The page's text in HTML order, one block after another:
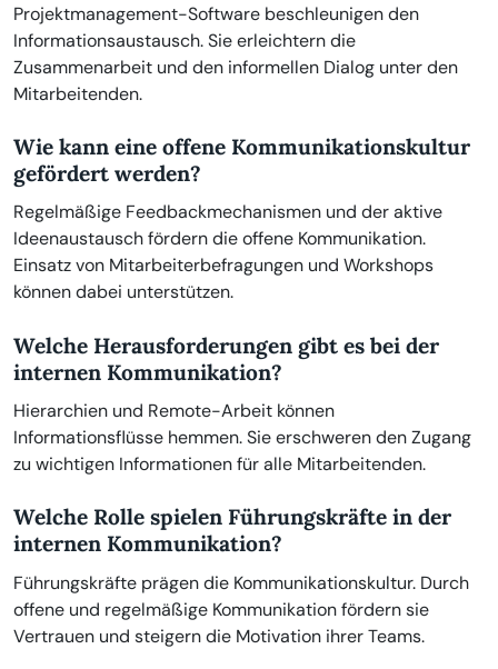
Projektmanagement-Software beschleunigen den
Informationsaustausch. Sie erleichtern die
Zusammenarbeit und den informellen Dialog unter den
Mitarbeitenden.
Wie kann eine offene Kommunikationskultur
gefördert werden?
Regelmäßige Feedbackmechanismen und der aktive
Ideenaustausch fördern die offene Kommunikation.
Einsatz von Mitarbeiterbefragungen und Workshops
können dabei unterstützen.
Welche Herausforderungen gibt es bei der
internen Kommunikation?
Hierarchien und Remote-Arbeit können
Informationsflüsse hemmen. Sie erschweren den Zugang
zu wichtigen Informationen für alle Mitarbeitenden.
Welche Rolle spielen Führungskräfte in der
internen Kommunikation?
Führungskräfte prägen die Kommunikationskultur. Durch
offene und regelmäßige Kommunikation fördern sie
Vertrauen und steigern die Motivation ihrer Teams.